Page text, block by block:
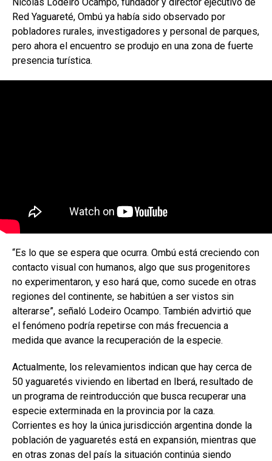
Red Yaguareté, Ombú ya había sido observado por
pobladores rurales, investigadores y personal de parques,
pero ahora el encuentro se produjo en una zona de fuerte
presencia turística.
“Es lo que se espera que ocurra. Ombú está creciendo con
contacto visual con humanos, algo que sus progenitores
no experimentaron, y eso hará que, como sucede en otras
regiones del continente, se habitúen a ser vistos sin
alterarse”, señaló Lodeiro Ocampo. También advirtió que
el fenómeno podría repetirse con más frecuencia a
medida que avance la recuperación de la especie.
Actualmente, los relevamientos indican que hay cerca de
50 yaguaretés viviendo en libertad en Iberá, resultado de
un programa de reintroducción que busca recuperar una
especie exterminada en la provincia por la caza.
Corrientes es hoy la única jurisdicción argentina donde la
población de yaguaretés está en expansión, mientras que
en otras zonas del país la situación continúa siendo